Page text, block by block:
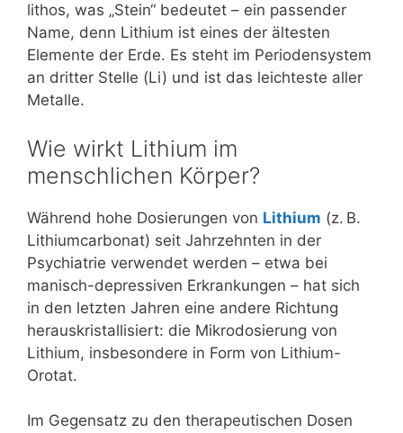
lithos, was „Stein“ bedeutet – ein passender
Name, denn Lithium ist eines der ältesten
Elemente der Erde. Es steht im Periodensystem
an dritter Stelle (Li) und ist das leichteste aller
Metalle.
Wie wirkt Lithium im
menschlichen Körper?
Während hohe Dosierungen von Lithium (z. B.
Lithiumcarbonat) seit Jahrzehnten in der
Psychiatrie verwendet werden – etwa bei
manisch-depressiven Erkrankungen – hat sich
in den letzten Jahren eine andere Richtung
herauskristallisiert: die Mikrodosierung von
Lithium, insbesondere in Form von Lithium-
Orotat.
Im Gegensatz zu den therapeutischen Dosen